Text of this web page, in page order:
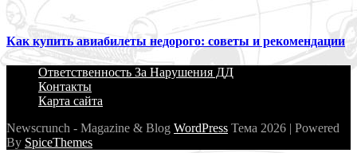
Как купить авиабилеты недорого: советы и рекомендации
Ответственность За Нарушения ДД
Контакты
Карта сайта
Newscrunch - Magazine & Blog WordPress Тема 2026 | Powered
By SpiceThemes